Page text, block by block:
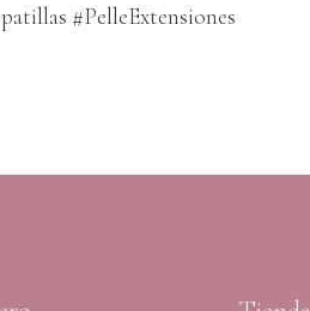
#PelleExtensiones